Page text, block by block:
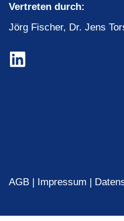
Vertreten durch:
Jörg Fischer, Dr. Jens
AGB Impressum